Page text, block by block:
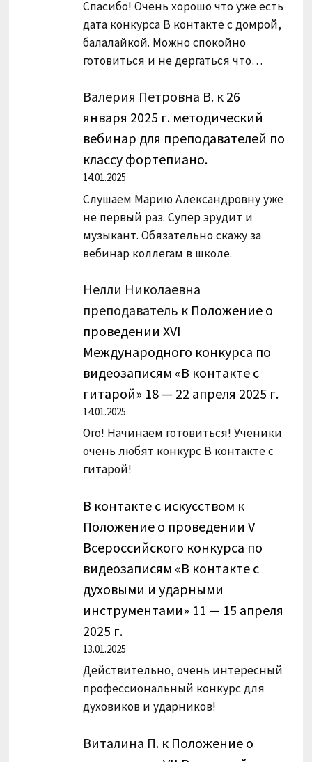
Спасибо! Очень хорошо что уже есть
дата конкурса В контакте с домрой,
балалайкой. Можно спокойно
готовиться и не дергаться что…
Валерия Петровна В. к 26
января 2025 г. методический
вебинар для преподавателей по
классу фортепиано.
14.01.2025
Слушаем Марию Александровну уже
не первый раз. Супер эрудит и
музыкант. Обязательно скажу за
вебинар коллегам в школе.
Нелли Николаевна
преподаватель к Положение о
проведении XVI
Международного конкурса по
видеозаписям «В контакте с
гитарой» 18 — 22 апреля 2025 г.
14.01.2025
Ого! Начинаем готовиться! Ученики
очень любят конкурс В контакте с
гитарой!
В контакте с искусством к
Положение о проведении V
Всероссийского конкурса по
видеозаписям «В контакте с
духовыми и ударными
инструментами» 11 — 15 апреля
2025 г.
13.01.2025
Действительно, очень интересный
профессиональный конкурс для
духовиков и ударников!
Виталина П. к Положение о